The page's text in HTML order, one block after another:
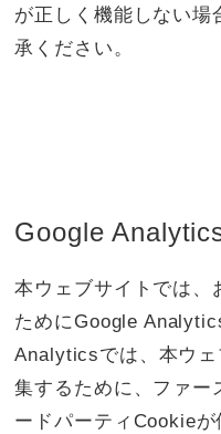
が正しく機能しない場
承ください。
Google
本ウェブサイトでは、
ためにGoogle
Analyticsでは、本ウ
集するために、ファー
ードパーティCookie